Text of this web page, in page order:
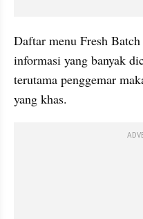
Daftar menu Fresh
informasi yang banyak
terutama penggemar
yang khas.